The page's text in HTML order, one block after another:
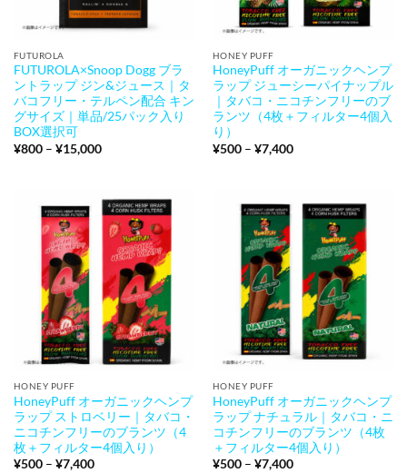
FUTUROLA
FUTUROLA×Snoop Dogg ブラ
ントラップ ジン&ジュース｜タ
バコフリー・テルペン配合 キン
グサイズ｜単品/25パック入り
BOX選択可
¥800 – ¥15,000価
¥15,000
HONEY PUFF
HoneyPuff オーガニックヘンプ
ラップ ジューシーパイナップル
｜タバコ・ニコチンフリーのブ
ランツ（4枚＋フィルター4個入
り）
¥500 – ¥7,400価
¥7,400
HONEY PUFF
HoneyPuff オーガニックヘンプ
ラップ ストロベリー｜タバコ・
ニコチンフリーのブランツ（4
枚＋フィルター4個入り）
¥500 – ¥7,400価
HONEY PUFF
HoneyPuff オーガニックヘンプ
ラップ ナチュラル｜タバコ・ニ
コチンフリーのブランツ（4枚
＋フィルター4個入り）
¥500 – ¥7,400価